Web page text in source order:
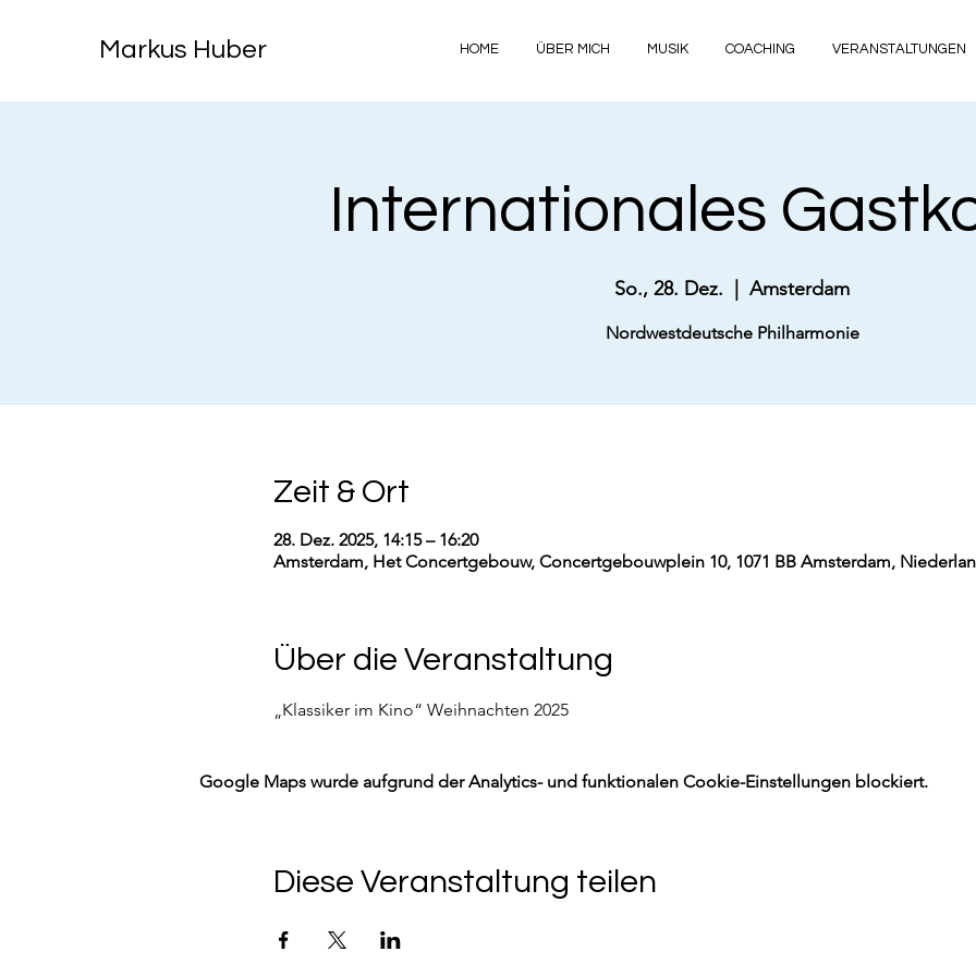
Markus Huber HOME ÜBER MICH MUSIK COACHING VERANSTALTUNGEN
Internationales
So., 28. Dez. Amsterdam
Nordwestdeutsche Philharmonie
Zeit & Ort
28. Dez. 2025, 14:15 – 16:20
Amsterdam, Het Concertgebouw, Concertgebouwplein 10, 1071 BB Amsterdam,
Über die Veranstaltung
„Klassiker im Kino“ Weihnachten 2025
Google Maps wurde aufgrund der Analytics- und funktionalen Cookie-Einstellungen blockiert.
Diese Veranstaltung teilen